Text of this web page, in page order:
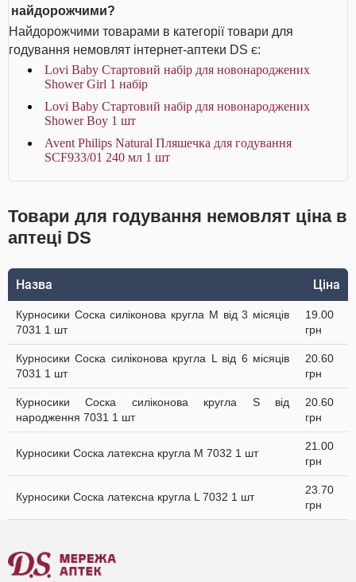
найдорожчими?
Найдорожчими товарами в категорії товари для
годування немовлят інтернет-аптеки DS є:
Lovi Baby Стартовий набір для новонароджених
Shower Girl 1 набір
Lovi Baby Стартовий набір для новонароджених
Shower Boy 1 шт
Avent Philips Natural Пляшечка для годування
SCF933/01 240 мл 1 шт
Товари для годування немовлят ціна в
аптеці DS
Назва Ціна
Курносики Соска силіконова кругла M від 3 місяців
7031 1 шт
19.00
грн
Курносики Соска силіконова кругла L від 6 місяців
7031 1 шт
20.60
грн
Курносики Соска силіконова кругла S від
народження 7031 1 шт
20.60
грн
Курносики Соска латексна кругла M 7032 1 шт
21.00
грн
Курносики Соска латексна кругла L 7032 1 шт
23.70
грн